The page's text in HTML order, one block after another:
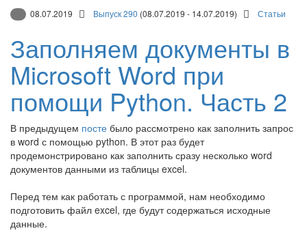
08.07.2019 Выпуск 290 (08.07.2019 - 14.07.2019) Статьи
Заполняем документы в
Microsoft Word при
помощи Python. Часть 2
В предыдущем посте было рассмотрено как заполнить запрос
в word с помощью python. В этот раз будет
продемонстрировано как заполнить сразу несколько word
документов данными из таблицы excel.
Перед тем как работать с программой, нам необходимо
подготовить файл excel, где будут содержаться исходные
данные.